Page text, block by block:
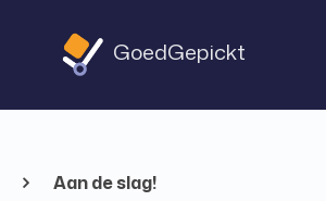
GoedGepickt
Aan de slag!